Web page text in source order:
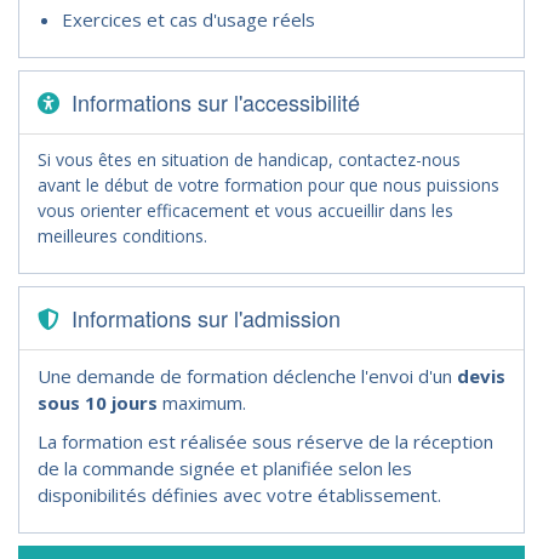
Exercices et cas d'usage réels
Informations sur l'accessibilité
Si vous êtes en situation de handicap, contactez-nous
avant le début de votre formation pour que nous puissions
vous orienter efficacement et vous accueillir dans les
meilleures conditions.
Informations sur l'admission
Une demande de formation déclenche l'envoi d'un devis
sous 10 jours maximum.
La formation est réalisée sous réserve de la réception
de la commande signée et planifiée selon les
disponibilités définies avec votre établissement.